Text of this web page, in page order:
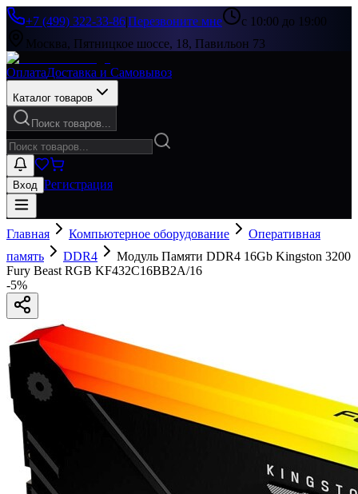
+7 (499) 322-33-86|Перезвоните мне
с 10:00 до 19:00
Москва, Пятницкое шоссе, 18, Павильон 73
ОплатаДоставка и Самовывоз
Каталог товаров
Поиск товаров...
Вход Регистрация
Главная Компьютерное оборудование
Оперативная
память
DDR4
Модуль Памяти DDR4 16Gb Kingston 3200
Fury Beast RGB KF432C16BB2A/16
-5%